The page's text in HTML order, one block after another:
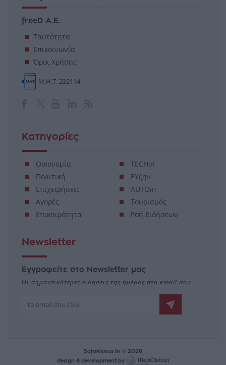
freeD Α.Ε.
Ταυτότητα
Επικοινωνία
Όροι Χρήσης
Μ.Η.Τ. 232114
Κατηγορίες
Οικονομία
Πολιτική
Επιχειρήσεις
Αγορές
Επικαιρότητα
TECHin
ΕΥζην
AUTOin
Τουρισμός
Ροή Ειδήσεων
Newsletter
Εγγραφείτε στο Newsletter μας
Οι σημαντικότερες ειδήσεις της ημέρας στο email σου
Sofokleous In © 2026
design & development by